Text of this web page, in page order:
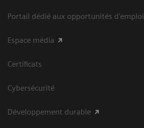
Portail dédié aux opportunités d'emploi
Espace média
Certificats
Cybersécurité
Développement durable